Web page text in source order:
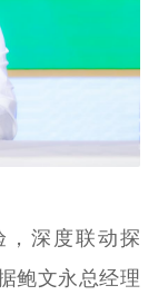
深度联动探
鲍文永总经理